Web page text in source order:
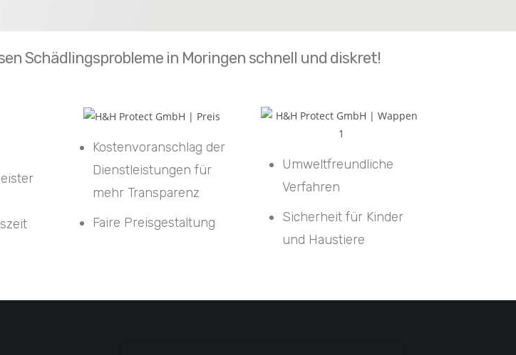
Schädlingsprobleme in Moringen schnell und diskret!
Kostenvoranschlag der
Dienstleistungen für
mehr Transparenz
Faire Preisgestaltung
Umweltfreundliche
Verfahren
Sicherheit für Kinder
und Haustiere